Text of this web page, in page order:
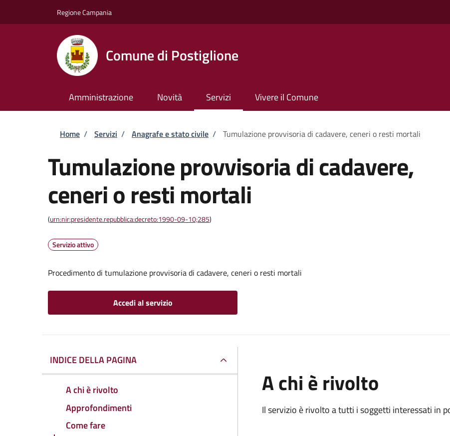
Regione Campania
Comune di Postiglione
Amministrazione Novità Servizi Vivere il Comune
Briciole di pane
Home / Servizi / Anagrafe e stato civile / Tumulazione provvisoria di cadavere, ceneri o resti mortali
Tumulazione provvisoria di cadavere,
ceneri o resti mortali
(urn:nir:presidente.repubblica:decreto:1990-09-10;285)
Servizio attivo
Procedimento di tumulazione provvisoria di cadavere, ceneri o resti mortali
Accedi al servizio
INDICE DELLA PAGINA
A chi è rivolto
Approfondimenti
Come fare
A chi è rivolto
Il servizio è rivolto a tutti i soggetti interessati in